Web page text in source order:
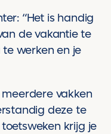
“Het is handig
de vakantie te
werken en je
vakken
deze te
krijg je